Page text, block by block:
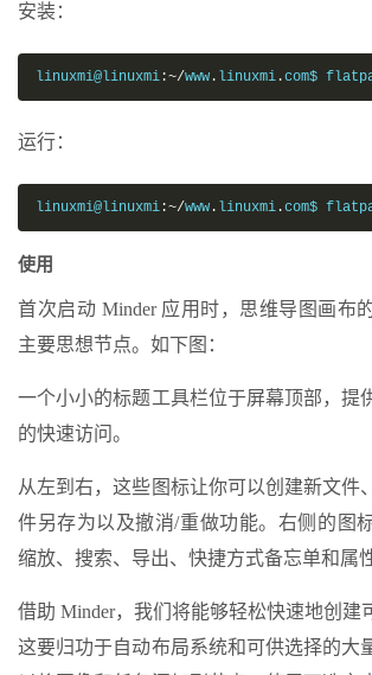
安装：
linuxmi@linuxmi :~/www . linuxmi .com$
运行：
linuxmi@linuxmi :~/www . linuxmi .com$
使用
首次启动 Minder 应用时，思维导图画布
主要思想节点。如下图：
一个小小的标题工具栏位于屏幕顶部，提
的快速访问。
从左到右，这些图标让你可以创建新文件
件另存为以及撤消/重做功能。右侧的图
缩放、搜索、导出、快捷方式备忘单和属性
借助 Minder，我们将能够轻松快速地创建
这要归功于自动布局系统和可供选择的大